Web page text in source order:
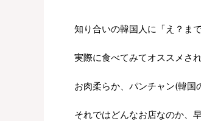
知り合いの韓国人に「え？ま
実際に食べてみてオススメさ
お肉柔らか、パンチャン(韓国
それではどんなお店なのか、